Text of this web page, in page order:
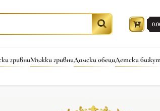
гривниМъжки гривниДамски обециДетски